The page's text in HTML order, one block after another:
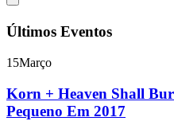
Últimos Eventos
15Março
Korn + Heaven Shall
Pequeno Em 2017